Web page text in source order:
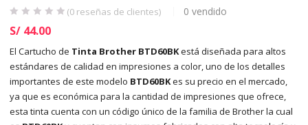
(0 reseñas de clientes) 0 vendido
S/ 44.00
El Cartucho de Tinta Brother BTD60BKestá diseñada para altos
estándares de calidad en impresiones a color, uno de los detalles
importantes de este modelo BTD60BKes su precio en el mercado,
ya que es económica para la cantidad de impresiones que ofrece,
esta tinta cuenta con un código único de la familia de Brother la cual